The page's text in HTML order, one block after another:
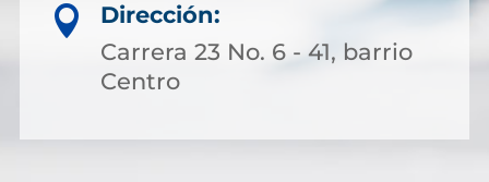

Dirección:
Carrera 23 No. 6 - 41, barrio
Centro